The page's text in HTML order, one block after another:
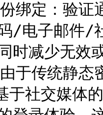
绑定：验证
/电子邮件/
时减少无效
于传统静态
于社交媒体